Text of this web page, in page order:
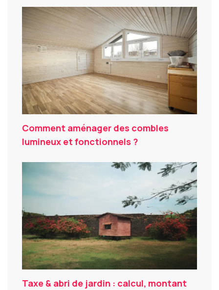
Comment aménager des combles
lumineux et fonctionnels ?
Taxe & abri de jardin : calcul, montant